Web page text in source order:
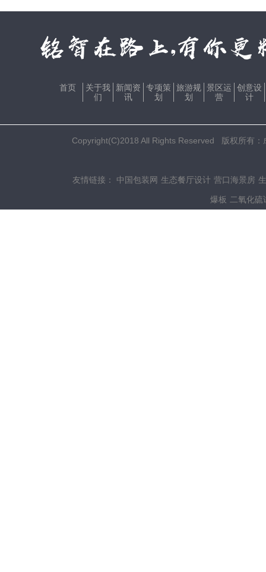
首页
关于我
们
新闻资
讯
专项策
划
旅游规
划
景区运
营
创意设
计
Copyright(C)2018 All Rights Reserved 版权所有
友情链接： 中国包装网 生态餐厅设计 营口海景房
爆板 二氧化硫